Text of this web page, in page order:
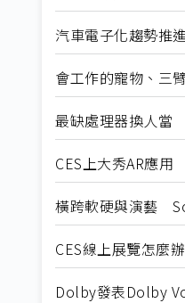
汽車電子化趨勢推
會工作的寵物、三
最缺處理器換人當
CES上大秀AR應
橫跨軟硬與演藝
CES線上展覽怎麼
Dolby發表Dolby